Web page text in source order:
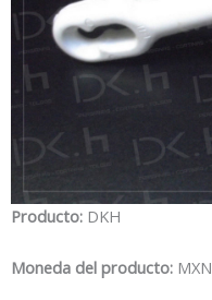
Producto: DKH
Moneda del producto: MXN